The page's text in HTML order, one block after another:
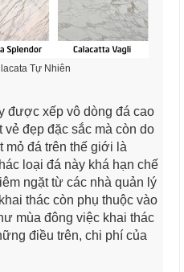
Tự Nhiên
được xếp vô dòng đá cao
đẹp đặc sắc mà còn do
mỏ đá trên thế giới là
loại đá này khá hạn chế
ngặt từ các nhà quản lý
thác còn phụ thuộc vào
mùa đông việc khai thác
điều trên, chi phí của